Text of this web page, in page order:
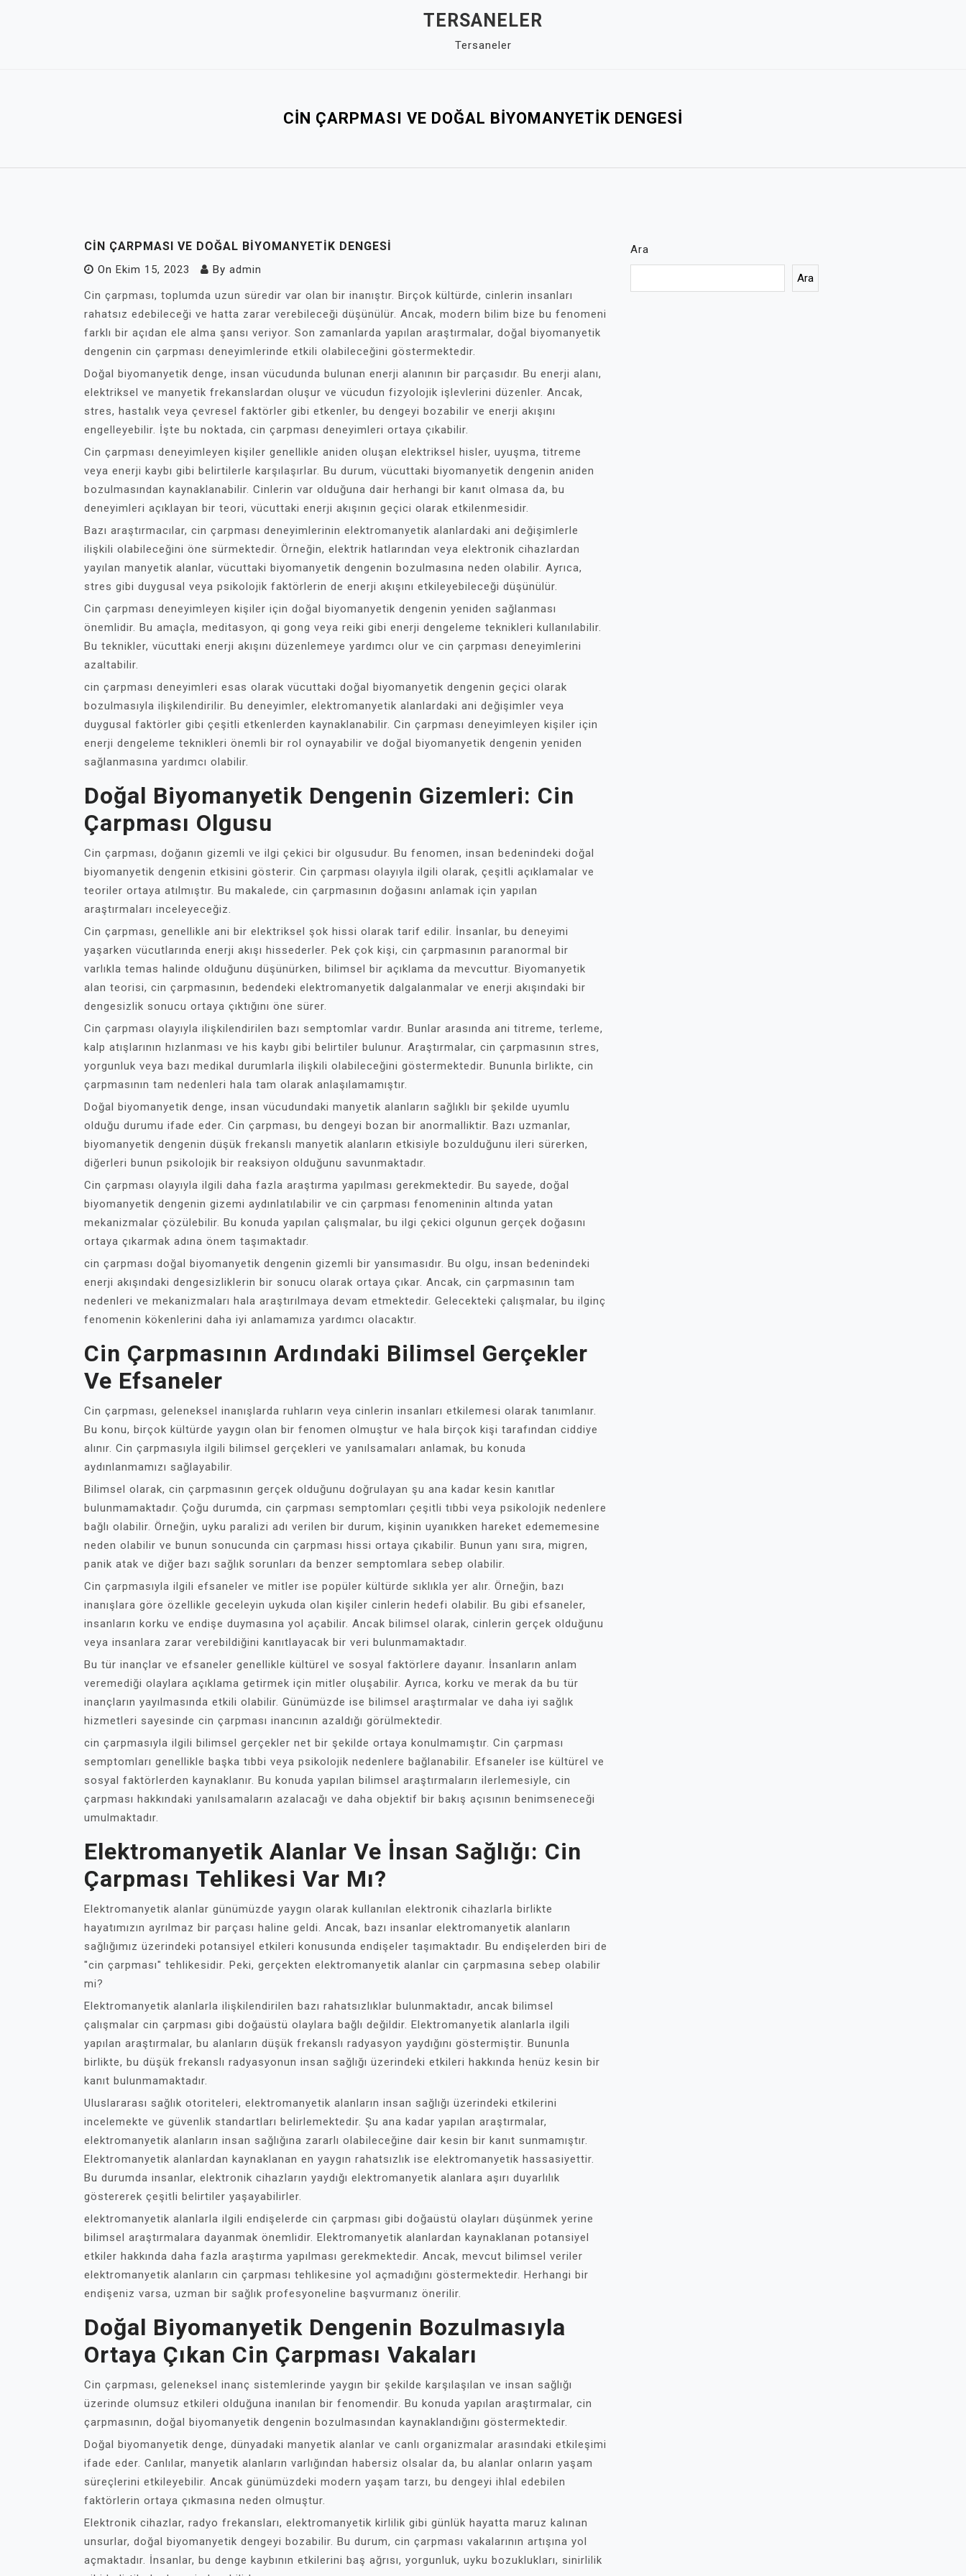
TERSANELER
Tersaneler
CIN ÇARPMASI VE DOĞAL BIYOMANYETIK DENGESI
CIN ÇARPMASI VE DOĞAL BIYOMANYETIK DENGESI
On Ekim 15, 2023 By admin
Cin çarpması, toplumda uzun süredir var olan bir inanıştır. Birçok kültürde, cinlerin insanları
rahatsız edebileceği ve hatta zarar verebileceği düşünülür. Ancak, modern bilim bize bu fenomeni
farklı bir açıdan ele alma şansı veriyor. Son zamanlarda yapılan araştırmalar, doğal biyomanyetik
dengenin cin çarpması deneyimlerinde etkili olabileceğini göstermektedir.
Doğal biyomanyetik denge, insan vücudunda bulunan enerji alanının bir parçasıdır. Bu enerji alanı,
elektriksel ve manyetik frekanslardan oluşur ve vücudun fizyolojik işlevlerini düzenler. Ancak,
stres, hastalık veya çevresel faktörler gibi etkenler, bu dengeyi bozabilir ve enerji akışını
engelleyebilir. İşte bu noktada, cin çarpması deneyimleri ortaya çıkabilir.
Cin çarpması deneyimleyen kişiler genellikle aniden oluşan elektriksel hisler, uyuşma, titreme
veya enerji kaybı gibi belirtilerle karşılaşırlar. Bu durum, vücuttaki biyomanyetik dengenin aniden
bozulmasından kaynaklanabilir. Cinlerin var olduğuna dair herhangi bir kanıt olmasa da, bu
deneyimleri açıklayan bir teori, vücuttaki enerji akışının geçici olarak etkilenmesidir.
Bazı araştırmacılar, cin çarpması deneyimlerinin elektromanyetik alanlardaki ani değişimlerle
ilişkili olabileceğini öne sürmektedir. Örneğin, elektrik hatlarından veya elektronik cihazlardan
yayılan manyetik alanlar, vücuttaki biyomanyetik dengenin bozulmasına neden olabilir. Ayrıca,
stres gibi duygusal veya psikolojik faktörlerin de enerji akışını etkileyebileceği düşünülür.
Cin çarpması deneyimleyen kişiler için doğal biyomanyetik dengenin yeniden sağlanması
önemlidir. Bu amaçla, meditasyon, qi gong veya reiki gibi enerji dengeleme teknikleri kullanılabilir.
Bu teknikler, vücuttaki enerji akışını düzenlemeye yardımcı olur ve cin çarpması deneyimlerini
azaltabilir.
cin çarpması deneyimleri esas olarak vücuttaki doğal biyomanyetik dengenin geçici olarak
bozulmasıyla ilişkilendirilir. Bu deneyimler, elektromanyetik alanlardaki ani değişimler veya
duygusal faktörler gibi çeşitli etkenlerden kaynaklanabilir. Cin çarpması deneyimleyen kişiler için
enerji dengeleme teknikleri önemli bir rol oynayabilir ve doğal biyomanyetik dengenin yeniden
sağlanmasına yardımcı olabilir.
Doğal Biyomanyetik Dengenin Gizemleri: Cin
Çarpması Olgusu
Cin çarpması, doğanın gizemli ve ilgi çekici bir olgusudur. Bu fenomen, insan bedenindeki doğal
biyomanyetik dengenin etkisini gösterir. Cin çarpması olayıyla ilgili olarak, çeşitli açıklamalar ve
teoriler ortaya atılmıştır. Bu makalede, cin çarpmasının doğasını anlamak için yapılan
araştırmaları inceleyeceğiz.
Cin çarpması, genellikle ani bir elektriksel şok hissi olarak tarif edilir. İnsanlar, bu deneyimi
yaşarken vücutlarında enerji akışı hissederler. Pek çok kişi, cin çarpmasının paranormal bir
varlıkla temas halinde olduğunu düşünürken, bilimsel bir açıklama da mevcuttur. Biyomanyetik
alan teorisi, cin çarpmasının, bedendeki elektromanyetik dalgalanmalar ve enerji akışındaki bir
dengesizlik sonucu ortaya çıktığını öne sürer.
Cin çarpması olayıyla ilişkilendirilen bazı semptomlar vardır. Bunlar arasında ani titreme, terleme,
kalp atışlarının hızlanması ve his kaybı gibi belirtiler bulunur. Araştırmalar, cin çarpmasının stres,
yorgunluk veya bazı medikal durumlarla ilişkili olabileceğini göstermektedir. Bununla birlikte, cin
çarpmasının tam nedenleri hala tam olarak anlaşılamamıştır.
Doğal biyomanyetik denge, insan vücudundaki manyetik alanların sağlıklı bir şekilde uyumlu
olduğu durumu ifade eder. Cin çarpması, bu dengeyi bozan bir anormalliktir. Bazı uzmanlar,
biyomanyetik dengenin düşük frekanslı manyetik alanların etkisiyle bozulduğunu ileri sürerken,
diğerleri bunun psikolojik bir reaksiyon olduğunu savunmaktadır.
Cin çarpması olayıyla ilgili daha fazla araştırma yapılması gerekmektedir. Bu sayede, doğal
biyomanyetik dengenin gizemi aydınlatılabilir ve cin çarpması fenomeninin altında yatan
mekanizmalar çözülebilir. Bu konuda yapılan çalışmalar, bu ilgi çekici olgunun gerçek doğasını
ortaya çıkarmak adına önem taşımaktadır.
cin çarpması doğal biyomanyetik dengenin gizemli bir yansımasıdır. Bu olgu, insan bedenindeki
enerji akışındaki dengesizliklerin bir sonucu olarak ortaya çıkar. Ancak, cin çarpmasının tam
nedenleri ve mekanizmaları hala araştırılmaya devam etmektedir. Gelecekteki çalışmalar, bu ilginç
fenomenin kökenlerini daha iyi anlamamıza yardımcı olacaktır.
Cin Çarpmasının Ardındaki Bilimsel Gerçekler
Ve Efsaneler
Cin çarpması, geleneksel inanışlarda ruhların veya cinlerin insanları etkilemesi olarak tanımlanır.
Bu konu, birçok kültürde yaygın olan bir fenomen olmuştur ve hala birçok kişi tarafından ciddiye
alınır. Cin çarpmasıyla ilgili bilimsel gerçekleri ve yanılsamaları anlamak, bu konuda
aydınlanmamızı sağlayabilir.
Bilimsel olarak, cin çarpmasının gerçek olduğunu doğrulayan şu ana kadar kesin kanıtlar
bulunmamaktadır. Çoğu durumda, cin çarpması semptomları çeşitli tıbbi veya psikolojik nedenlere
bağlı olabilir. Örneğin, uyku paralizi adı verilen bir durum, kişinin uyanıkken hareket edememesine
neden olabilir ve bunun sonucunda cin çarpması hissi ortaya çıkabilir. Bunun yanı sıra, migren,
panik atak ve diğer bazı sağlık sorunları da benzer semptomlara sebep olabilir.
Cin çarpmasıyla ilgili efsaneler ve mitler ise popüler kültürde sıklıkla yer alır. Örneğin, bazı
inanışlara göre özellikle geceleyin uykuda olan kişiler cinlerin hedefi olabilir. Bu gibi efsaneler,
insanların korku ve endişe duymasına yol açabilir. Ancak bilimsel olarak, cinlerin gerçek olduğunu
veya insanlara zarar verebildiğini kanıtlayacak bir veri bulunmamaktadır.
Bu tür inançlar ve efsaneler genellikle kültürel ve sosyal faktörlere dayanır. İnsanların anlam
veremediği olaylara açıklama getirmek için mitler oluşabilir. Ayrıca, korku ve merak da bu tür
inançların yayılmasında etkili olabilir. Günümüzde ise bilimsel araştırmalar ve daha iyi sağlık
hizmetleri sayesinde cin çarpması inancının azaldığı görülmektedir.
cin çarpmasıyla ilgili bilimsel gerçekler net bir şekilde ortaya konulmamıştır. Cin çarpması
semptomları genellikle başka tıbbi veya psikolojik nedenlere bağlanabilir. Efsaneler ise kültürel ve
sosyal faktörlerden kaynaklanır. Bu konuda yapılan bilimsel araştırmaların ilerlemesiyle, cin
çarpması hakkındaki yanılsamaların azalacağı ve daha objektif bir bakış açısının benimseneceği
umulmaktadır.
Elektromanyetik Alanlar Ve İnsan Sağlığı: Cin
Çarpması Tehlikesi Var Mı?
Elektromanyetik alanlar günümüzde yaygın olarak kullanılan elektronik cihazlarla birlikte
hayatımızın ayrılmaz bir parçası haline geldi. Ancak, bazı insanlar elektromanyetik alanların
sağlığımız üzerindeki potansiyel etkileri konusunda endişeler taşımaktadır. Bu endişelerden biri de
"cin çarpması" tehlikesidir. Peki, gerçekten elektromanyetik alanlar cin çarpmasına sebep olabilir
mi?
Elektromanyetik alanlarla ilişkilendirilen bazı rahatsızlıklar bulunmaktadır, ancak bilimsel
çalışmalar cin çarpması gibi doğaüstü olaylara bağlı değildir. Elektromanyetik alanlarla ilgili
yapılan araştırmalar, bu alanların düşük frekanslı radyasyon yaydığını göstermiştir. Bununla
birlikte, bu düşük frekanslı radyasyonun insan sağlığı üzerindeki etkileri hakkında henüz kesin bir
kanıt bulunmamaktadır.
Uluslararası sağlık otoriteleri, elektromanyetik alanların insan sağlığı üzerindeki etkilerini
incelemekte ve güvenlik standartları belirlemektedir. Şu ana kadar yapılan araştırmalar,
elektromanyetik alanların insan sağlığına zararlı olabileceğine dair kesin bir kanıt sunmamıştır.
Elektromanyetik alanlardan kaynaklanan en yaygın rahatsızlık ise elektromanyetik hassasiyettir.
Bu durumda insanlar, elektronik cihazların yaydığı elektromanyetik alanlara aşırı duyarlılık
göstererek çeşitli belirtiler yaşayabilirler.
elektromanyetik alanlarla ilgili endişelerde cin çarpması gibi doğaüstü olayları düşünmek yerine
bilimsel araştırmalara dayanmak önemlidir. Elektromanyetik alanlardan kaynaklanan potansiyel
etkiler hakkında daha fazla araştırma yapılması gerekmektedir. Ancak, mevcut bilimsel veriler
elektromanyetik alanların cin çarpması tehlikesine yol açmadığını göstermektedir. Herhangi bir
endişeniz varsa, uzman bir sağlık profesyoneline başvurmanız önerilir.
Doğal Biyomanyetik Dengenin Bozulmasıyla
Ortaya Çıkan Cin Çarpması Vakaları
Cin çarpması, geleneksel inanç sistemlerinde yaygın bir şekilde karşılaşılan ve insan sağlığı
üzerinde olumsuz etkileri olduğuna inanılan bir fenomendir. Bu konuda yapılan araştırmalar, cin
çarpmasının, doğal biyomanyetik dengenin bozulmasından kaynaklandığını göstermektedir.
Doğal biyomanyetik denge, dünyadaki manyetik alanlar ve canlı organizmalar arasındaki etkileşimi
ifade eder. Canlılar, manyetik alanların varlığından habersiz olsalar da, bu alanlar onların yaşam
süreçlerini etkileyebilir. Ancak günümüzdeki modern yaşam tarzı, bu dengeyi ihlal edebilen
faktörlerin ortaya çıkmasına neden olmuştur.
Elektronik cihazlar, radyo frekansları, elektromanyetik kirlilik gibi günlük hayatta maruz kalınan
unsurlar, doğal biyomanyetik dengeyi bozabilir. Bu durum, cin çarpması vakalarının artışına yol
açmaktadır. İnsanlar, bu denge kaybının etkilerini baş ağrısı, yorgunluk, uyku bozuklukları, sinirlilik
Ara
Ara